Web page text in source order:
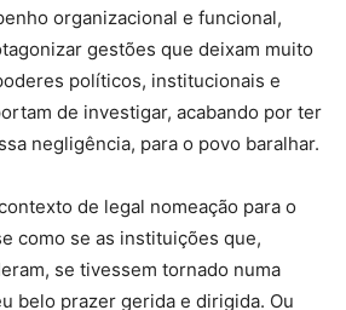
organizacional e funcional,
gestões que deixam muito
políticos, institucionais e
de investigar, acabando por ter
negligência, para o povo baralhar.
de legal nomeação para o
como se as instituições que,
se tivessem tornado numa
belo prazer gerida e dirigida. Ou